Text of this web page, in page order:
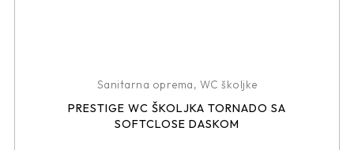
Sanitarna oprema, WC školjke
PRESTIGE WC ŠKOLJKA TORNADO SA
SOFTCLOSE DASKOM